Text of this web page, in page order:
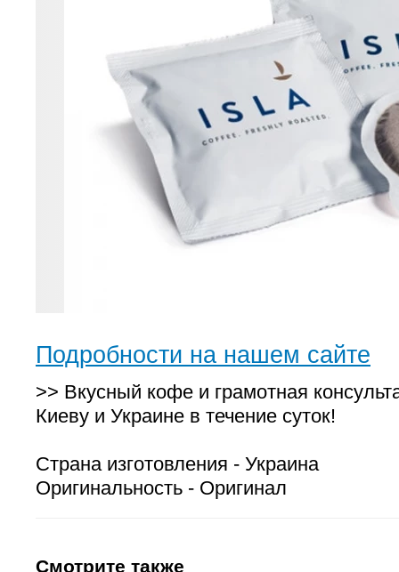
Подробности на нашем сайте
>> Вкусный кофе и грамотная
Киеву и Украине в течение суток!
Страна изготовления - Украина
Оригинальность - Оригинал
Смотрите также